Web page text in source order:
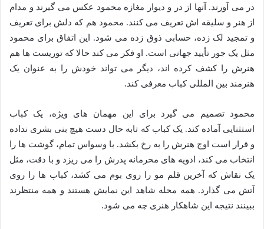
در می آورند. آنها از در و دیوار مغازه محمود عکس می گیرند و مدام
از هنر و سلیقه اش تعریف می کنند. محمود هم که دلش برای تعریف
و تمجید لک زده، حسابی ذوق زده می شود. این اتفاق برای محمود
مثل یک جور تأیید جهانی است. او فکر می کند حالا که توریست ها هم
هنرش را کشف کرده اند، دیگر می تواند خودش را به عنوان یک
هنرمند بین المللی کباب معرفی کند.
محمود تصمیم می گیرد برای این مهمان های ویژه، یک کباب
استثنایی آماده کند. یک کباب که تابه حال دست هیچ بنی بشری نداده
و قرار است اوج هنرش را به رخ بکشد. با وسواس تمام، گوشت ها را
انتخاب می کند، ادویه های محرمانه پدرش را می ریزد و با دقت، مثل
یک نقاش که آخرین قلم مو را روی بوم می کشد، کباب ها را روی
آتش می گذارد. همه محله شاهد این نمایش هستند و همه منتظرند
ببینند نتیجه این شاهکار هنری چه می شود.